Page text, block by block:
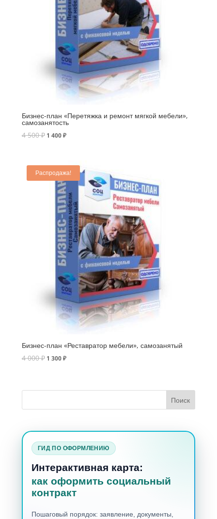
Бизнес-план «Перетяжка и ремонт мягкой мебели»,
самозанятость
4 500₽ 1 400₽
Распродажа!
Бизнес-план «Реставратор мебели», самозанятый
4 000₽ 1 300₽
ГИД ПО ОФОРМЛЕНИЮ
Интерактивная карта:
как оформить социальный
контракт
Пошаговый порядок: заявление, документы,